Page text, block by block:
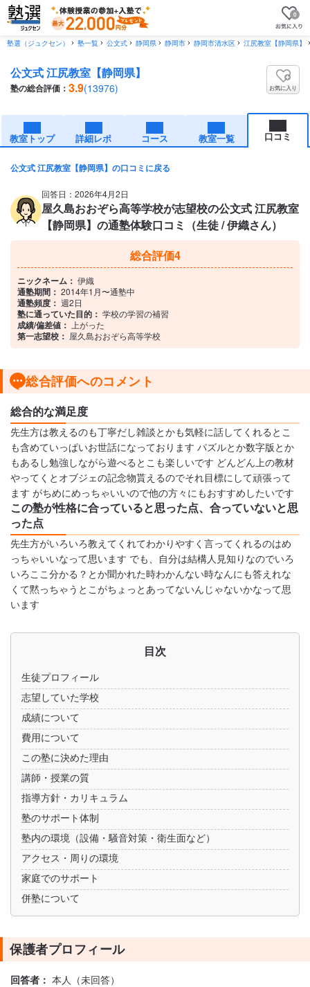
0
塾選（ジュクセン） 塾一覧 公文式 静岡県 静岡市 静岡市清水区 江尻教室【静岡県】
公文式 江尻教室【静岡県】
塾の総合評価： 3.9(13976) お気に入り
教室トップ 詳細レポ コース 教室一覧 口コミ
公文式 江尻教室【静岡県】の口コミに戻る
回答日：2026年4月2日
屋久島おおぞら高等学校が志望校の公文式 江尻教室
【静岡県】の通塾体験口コミ（生徒 / 伊織さん）
総合評価4
ニックネーム： 伊織
通塾期間： 2014年1月〜通塾中
通塾頻度： 週2日
塾に通っていた目的： 学校の学習の補習
成績/偏差値： 上がった
第一志望校： 屋久島おおぞら高等学校
総合評価へのコメント
総合的な満足度
先生方は教えるのも丁寧だし雑談とかも気軽に話してくれるとこ
も含めていっぱいお世話になっております パズルとか数字版とか
もあるし勉強しながら遊べるとこも楽しいです どんどん上の教材
やってくとオブジェの記念物貰えるのでそれ目標にして頑張って
ます がちめにめっちゃいいので他の方々にもおすすめしたいです
この塾が性格に合っていると思った点、合っていないと思
った点
先生方がいろいろ教えてくれてわかりやすく言ってくれるのはめ
っちゃいいなって思います でも、自分は結構人見知りなのでいろ
いろここ分かる？とか聞かれた時わかんない時なんにも答えれな
くて黙っちゃうとこがちょっとあってないんじゃないかなって思
います
目次
生徒プロフィール
志望していた学校
成績について
費用について
この塾に決めた理由
講師・授業の質
指導方針・カリキュラム
塾のサポート体制
塾内の環境（設備・騒音対策・衛生面など）
アクセス・周りの環境
家庭でのサポート
併塾について
保護者プロフィール
回答者： 本人（未回答）